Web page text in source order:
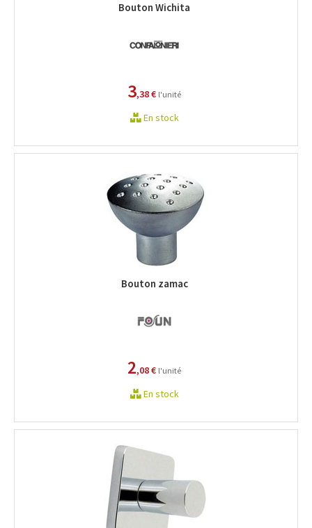
Bouton Wichita
3,38 € l'unité
En stock
Bouton zamac
2,08 € l'unité
En stock